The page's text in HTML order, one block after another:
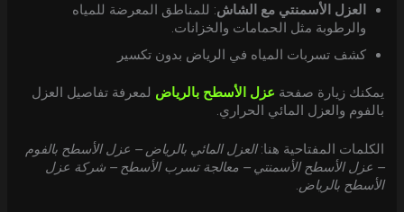
العزل الأسمنتي مع الشاش: للمناطق المعرضة للمياه
والرطوبة مثل الحمامات والخزانات.
كشف تسربات المياه في الرياض بدون تكسير
يمكنك زيارة صفحة عزل الأسطح بالرياض لمعرفة تفاصيل العزل
بالفوم والعزل المائي الحراري.
الكلمات المفتاحية هنا:العزل المائي بالرياض – عزل الأسطح بالفوم
– عزل الأسطح الأسمنتي – معالجة تسرب الأسطح – شركة عزل
الأسطح بالرياض.